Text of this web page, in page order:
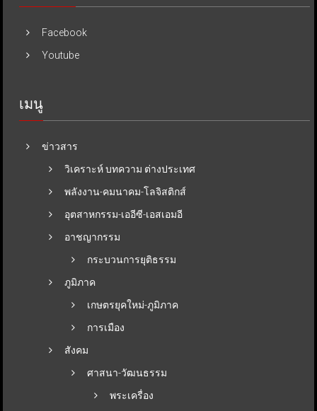
Facebook
Youtube
เมนู
ข่าวสาร
วิเคราะห์ บทความ ต่างประเทศ
พลังงาน-คมนาคม-โลจิสติกส์
อุตสาหกรรม-เออีซี-เอสเอมอี
อาชญากรรม
กระบวนการยุติธรรม
ภูมิภาค
เกษตรยุคใหม่-ภูมิภาค
การเมือง
สังคม
ศาสนา-วัฒนธรรม
พระเครื่อง